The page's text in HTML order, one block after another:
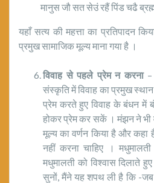
मानुस जौ सत सेउं रहैं पिंड चढै
यहाँ सत्य की महत्ता का प्रतिपादन
प्रमुख सामाजिक मूल्य माना गया है ।
विवाह से पहले प्रेम न करना–
संस्कृति में विवाह का प्रमुख
प्रेम करते हुए विवाह के बंधन में
होकर प्रेम कर सकें । मंझन ने भी
मूल्य का वर्णन किया है और कहा
नहीं करना चाहिए ।
मधुमालती को विश्वास दिलाते
सुनों, मैंने यह शपथ ली है कि -जब